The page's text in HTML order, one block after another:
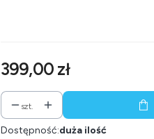
Cena
399,00 zł
szt.
Dostępność:duża ilość